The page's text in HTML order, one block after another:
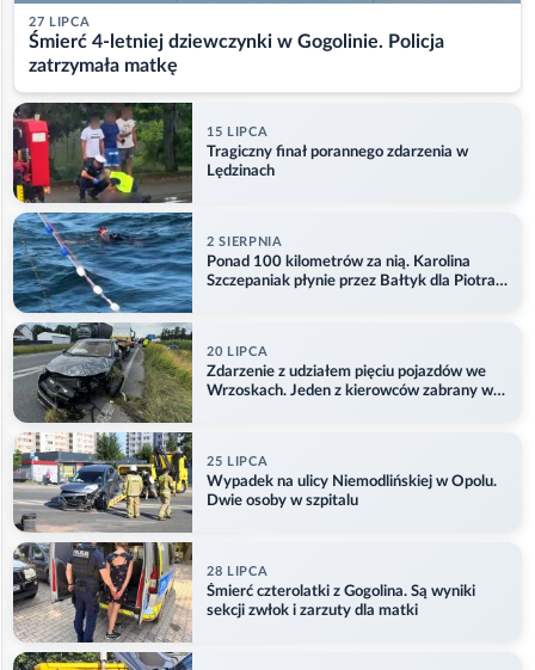
27 LIPCA
Śmierć 4-letniej dziewczynki w Gogolinie. Policja
zatrzymała matkę
15 LIPCA
Tragiczny finał porannego zdarzenia w
Lędzinach
2 SIERPNIA
Ponad 100 kilometrów za nią. Karolina
Szczepaniak płynie przez Bałtyk dla Piotra.
20 LIPCA
Zdarzenie z udziałem pięciu pojazdów we
Wrzoskach. Jeden z kierowców zabrany w
25 LIPCA
Wypadek na ulicy Niemodlińskiej w Opolu.
Dwie osoby w szpitalu
28 LIPCA
Śmierć czterolatki z Gogolina. Są wyniki
sekcji zwłok i zarzuty dla matki